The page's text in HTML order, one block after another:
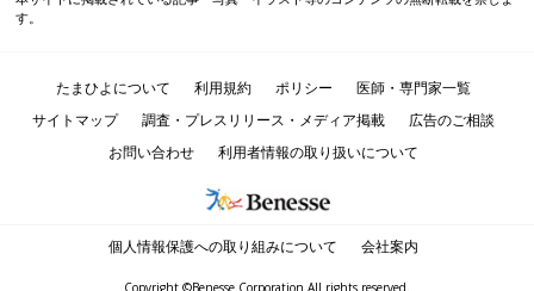
す。
たまひよについて 利用規約 ポリシー
医師・専門家一覧
サイトマップ
調査・プレスリリース・メディア掲載
広告のご相談
お問い合わせ
利用者情報の取り扱いについて
個人情報保護への取り組みについて 会社案内